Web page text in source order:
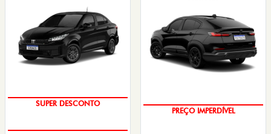
SUPER DESCONTO
PREÇO IMPERDÍVEL